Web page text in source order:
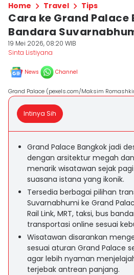
Home Travel Tips
Cara ke Grand Palace
Bandara
19 Mei 2026, 08:20 WIB
Sinta Listiyana
News Channel
Grand Palace (pexels.com/Maksim
Intinya Sih
Grand Palace Bangkok jadi
dengan arsitektur megah
menarik wisatawan sejak
suasana istana yang ikonik.
Tersedia berbagai pilihan
Suvarnabhumi ke Grand
Rail Link, MRT, taksi, bus
transportasi online sesuai
Wisatawan disarankan
sesuai aturan Grand Palace
agar lebih nyaman
terjebak antrean panjang.